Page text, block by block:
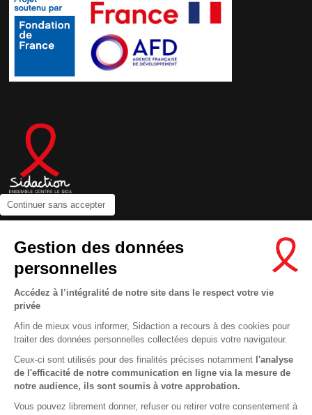
Continuer sans accepter
Gestion des données
personnelles
Accédez à l’intégralité de notre site dans le respect votre vie
privée
Afin de mieux vous informer, Sidaction a recours à des cookies pour
traiter des données personnelles collectées depuis votre navigateur.
Ceux-ci sont utilisés pour des finalités précises notamment l'analyse
de l'efficacité de notre communication en ligne via la mesure de
notre audience, ils sont soumis à votre approbation.
Vous pouvez librement donner, refuser ou retirer votre consentement à
Newsletter
Nous suivre sur les réseaux :
MENTIONS LÉGALES
CONDITIONS D’UTILISATION ET PROTECTION DES DONNÉES
COOKIES